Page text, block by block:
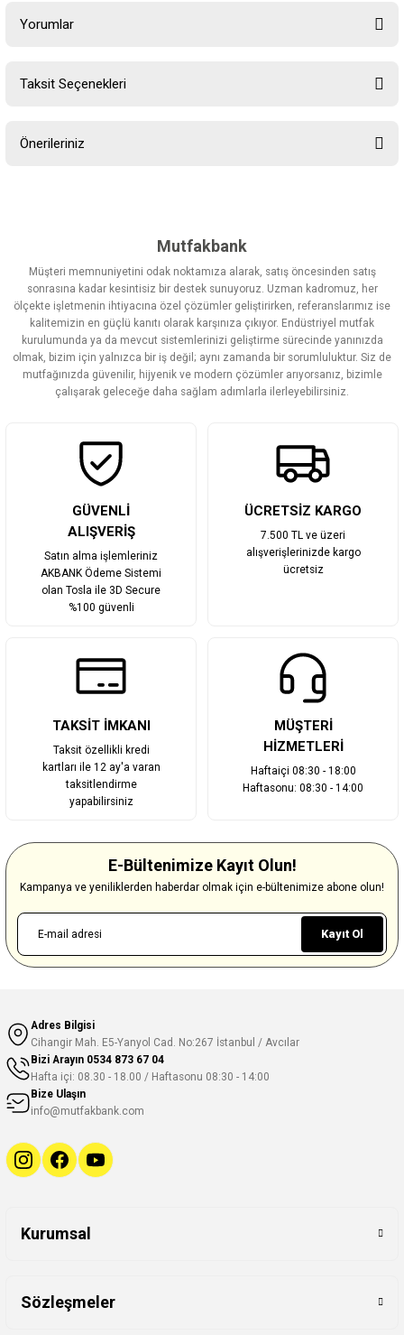
Yorumlar
Taksit Seçenekleri
Önerileriniz
Görüş ve önerileriniz için teşekkür ederiz.
Ürün resmi kalitesiz, bozuk veya görüntülenemiyor.
Ürün açıklamasında eksik bilgiler bulunuyor.
Ürün bilgilerinde hatalar bulunuyor.
Ürün fiyatı diğer sitelerden daha pahalı.
Bu ürüne benzer farklı alternatifler olmalı.
Mutfakbank
Müşteri memnuniyetini odak noktamıza alarak, satış öncesinden satış
sonrasına kadar kesintisiz bir destek sunuyoruz. Uzman kadromuz, her
ölçekte işletmenin ihtiyacına özel çözümler geliştirirken, referanslarımız ise
kalitemizin en güçlü kanıtı olarak karşınıza çıkıyor. Endüstriyel mutfak
kurulumunda ya da mevcut sistemlerinizi geliştirme sürecinde yanınızda
olmak, bizim için yalnızca bir iş değil; aynı zamanda bir sorumluluktur. Siz de
mutfağınızda güvenilir, hijyenik ve modern çözümler arıyorsanız, bizimle
çalışarak geleceğe daha sağlam adımlarla ilerleyebilirsiniz.
GÜVENLİ
ALIŞVERİŞ
Satın alma işlemleriniz
AKBANK Ödeme Sistemi
olan Tosla ile 3D Secure
%100 güvenli
ÜCRETSİZ KARGO
7.500 TL ve üzeri
alışverişlerinizde kargo
ücretsiz
TAKSİT İMKANI
Taksit özellikli kredi
kartları ile 12 ay'a varan
taksitlendirme
yapabilirsiniz
MÜŞTERİ
HİZMETLERİ
Haftaiçi 08:30 - 18:00
Haftasonu: 08:30 - 14:00
E-Bültenimize Kayıt Olun!
Kampanya ve yeniliklerden haberdar olmak için e-bültenimize abone olun!
Kayıt Ol
Adres Bilgisi
Cihangir Mah. E5-Yanyol Cad. No:267 İstanbul / Avcılar
Bizi Arayın 0534 873 67 04
Hafta içi: 08.30 - 18.00 / Haftasonu 08:30 - 14:00
Bize Ulaşın
info@mutfakbank.com
Kurumsal
Sözleşmeler